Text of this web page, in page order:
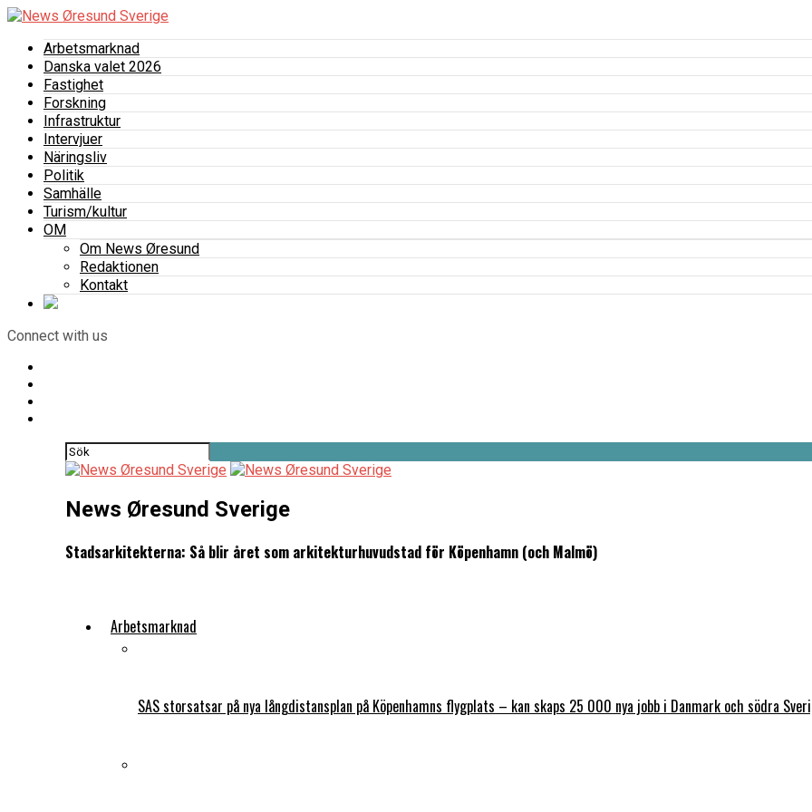
Arbetsmarknad
Danska valet 2026
Fastighet
Forskning
Infrastruktur
Intervjuer
Näringsliv
Politik
Samhälle
Turism/kultur
OM
Om News Øresund
Redaktionen
Kontakt
Connect with us
News Øresund Sverige
Stadsarkitekterna: Så blir året som arkitekturhuvudstad för Köpenhamn (och Malmö)
Arbetsmarknad
SAS storsatsar på nya långdistansplan på Köpenhamns flygplats – kan skaps 25 000 nya jobb i Danmark och södra